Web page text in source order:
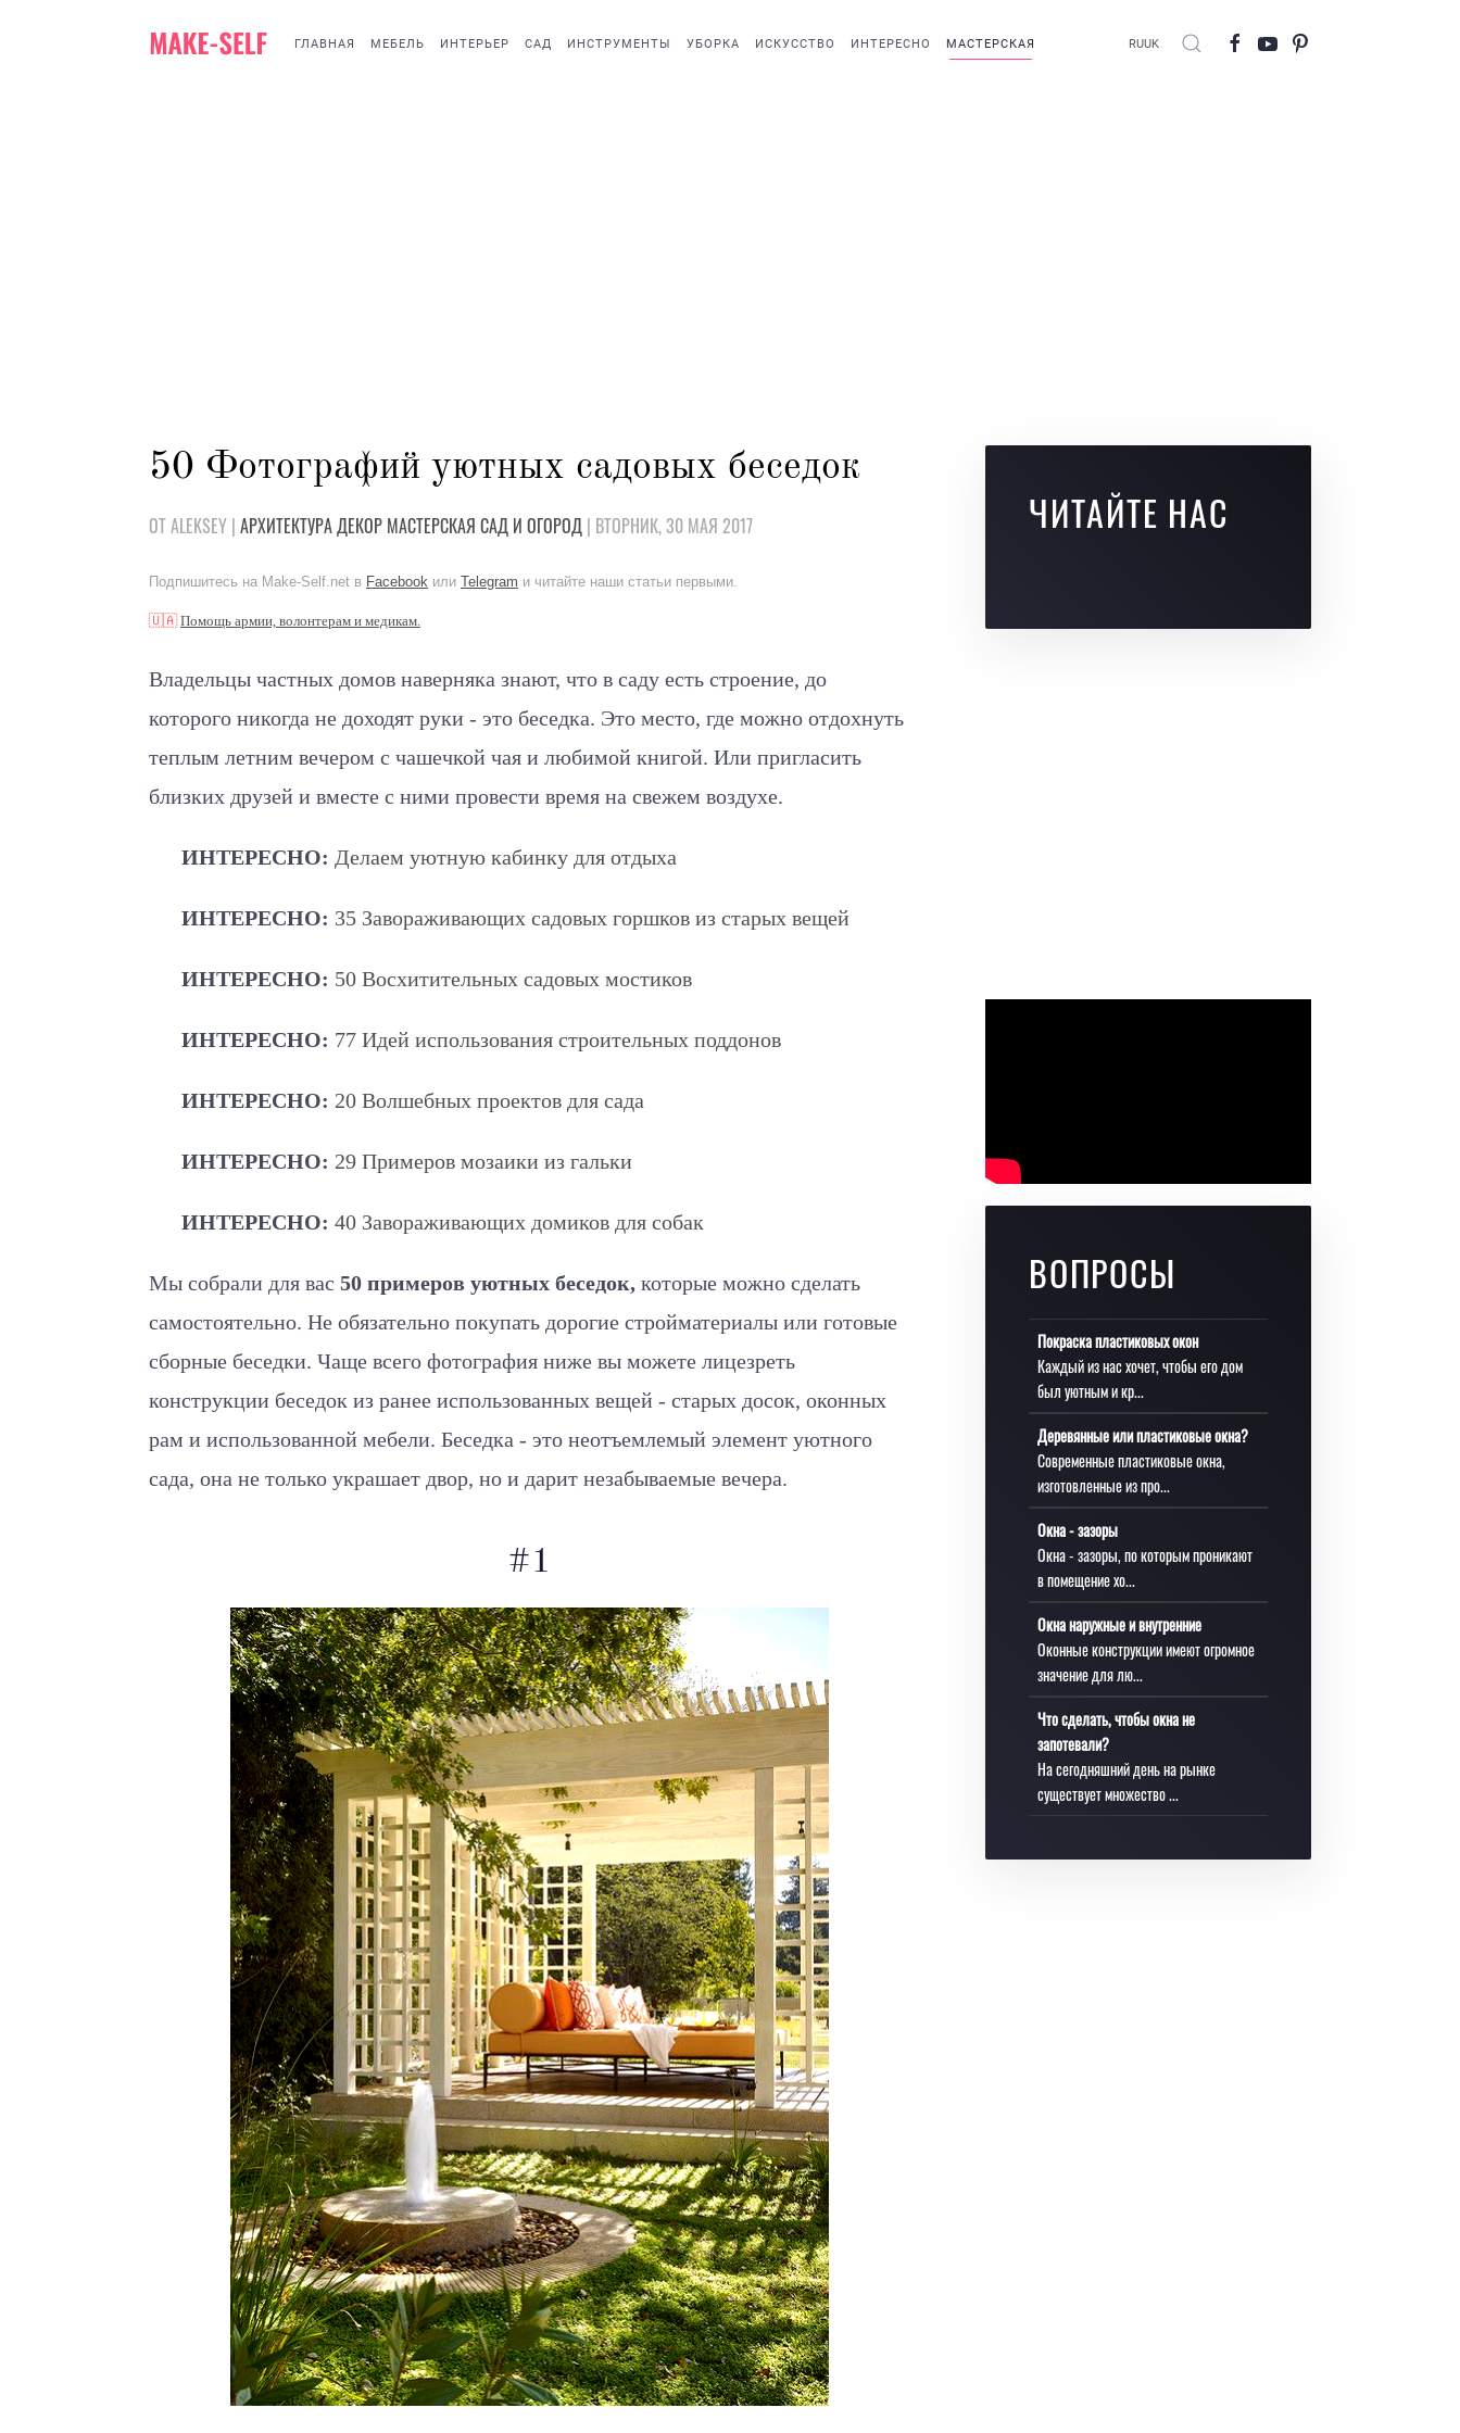
ГЛАВНАЯ МЕБЕЛЬ ИНТЕРЬЕР САД ИНСТРУМЕНТЫ УБОРКА ИСКУССТВО ИНТЕРЕСНО МАСТЕРСКАЯ RUUK
50 Фотографий уютных садовых беседок
ОТ ALEKSEY | АРХИТЕКТУРАДЕКОР МАСТЕРСКАЯ САД И ОГОРОД | ВТОРНИК, 30 МАЯ 2017
Подпишитесь на Make-Self.net в Facebook или Telegram и читайте наши статьи первыми.
🇺🇦Помощь армии, волонтерам и медикам.
Владельцы частных домов наверняка знают, что в саду есть строение, до
которого никогда не доходят руки - это беседка. Это место, где можно отдохнуть
теплым летним вечером с чашечкой чая и любимой книгой. Или пригласить
близких друзей и вместе с ними провести время на свежем воздухе.
ИНТЕРЕСНО: Делаем уютную кабинку для отдыха
ИНТЕРЕСНО: 35 Завораживающих садовых горшков из старых вещей
ИНТЕРЕСНО: 50 Восхитительных садовых мостиков
ИНТЕРЕСНО: 77 Идей использования строительных поддонов
ИНТЕРЕСНО: 20 Волшебных проектов для сада
ИНТЕРЕСНО: 29 Примеров мозаики из гальки
ИНТЕРЕСНО: 40 Завораживающих домиков для собак
Мы собрали для вас 50 примеров уютных беседок, которые можно сделать
самостоятельно. Не обязательно покупать дорогие стройматериалы или готовые
сборные беседки. Чаще всего фотография ниже вы можете лицезреть
конструкции беседок из ранее использованных вещей - старых досок, оконных
рам и использованной мебели. Беседка - это неотъемлемый элемент уютного
сада, она не только украшает двор, но и дарит незабываемые вечера.
#1
ЧИТАЙТЕ НАС
ВОПРОСЫ
Покраска пластиковых окон
Каждый из нас хочет, чтобы его дом
был уютным и кр...
Деревянные или пластиковые окна?
Современные пластиковые окна,
изготовленные из про...
Окна - зазоры
Окна - зазоры, по которым проникают
в помещение хо...
Окна наружные и внутренние
Оконные конструкции имеют огромное
значение для лю...
Что сделать, чтобы окна не
запотевали?
На сегодняшний день на рынке
существует множество ...